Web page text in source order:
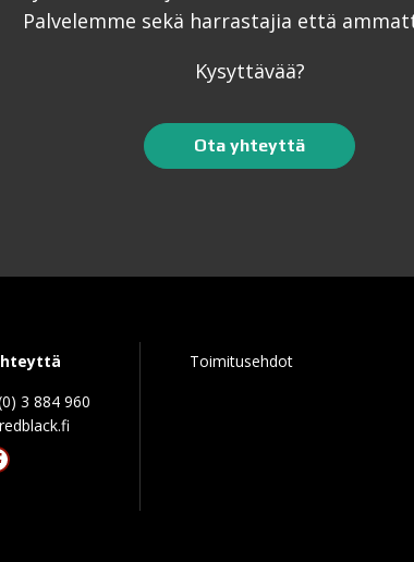
Palvelemme sekä harrastajia että
Kysyttävää?
Ota yhteyttä
3 884 960
Toimitusehdot